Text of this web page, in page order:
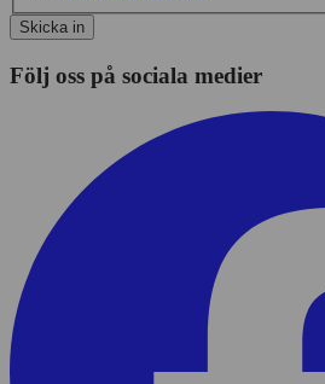
Skicka in
Följ oss på sociala medier